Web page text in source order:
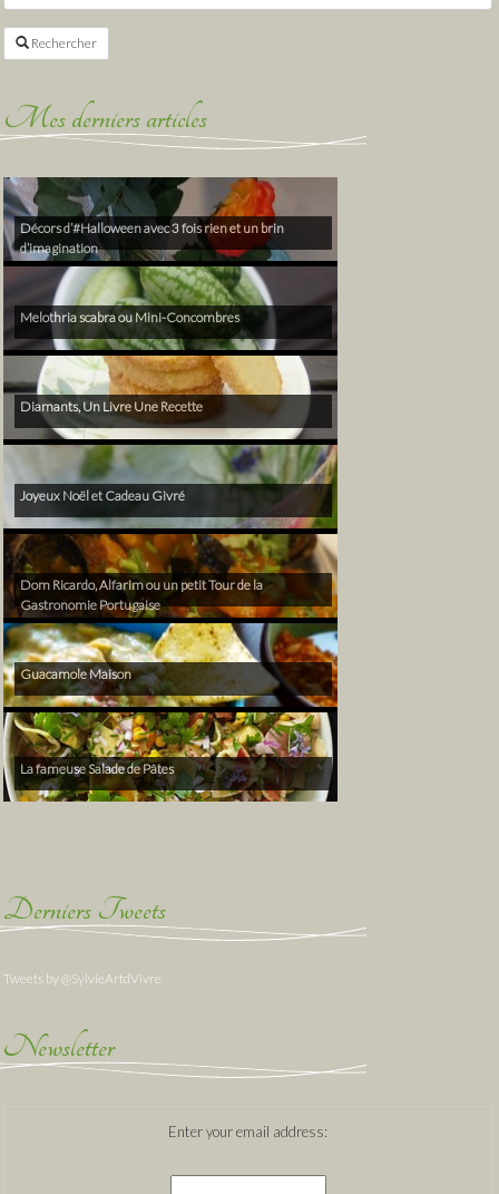
Rechercher
Mes derniers articles
Décors d’#Halloween avec 3 fois rien et un brin
d’imagination
Melothria scabra ou Mini-Concombres
Diamants, Un Livre Une Recette
Joyeux Noël et Cadeau Givré
Dom Ricardo, Alfarim ou un petit Tour de la
Gastronomie Portugaise
Guacamole Maison
La fameuse Salade de Pâtes
Derniers Tweets
Tweets by @SylvieArtdVivre
Newsletter
Enter your email address: